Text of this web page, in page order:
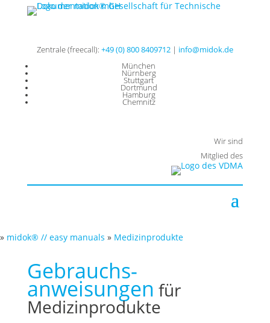
Zentrale (freecall): +49 (0) 800 8409712| info@midok.de
München
Nürnberg
Stuttgart
Dortmund
Hamburg
Chemnitz
Wir sind
Mitglied des
» midok® // easy manuals » Medizinprodukte
Gebrauchs­
anweisungen für
Medizinprodukte